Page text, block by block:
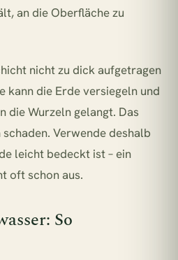
an die Oberfläche zu
nicht zu dick aufgetragen
kann die Erde versiegeln und
die Wurzeln gelangt. Das
Verwende deshalb
leicht bedeckt ist – ein
oft schon aus.
So